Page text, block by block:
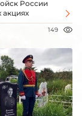
России
акциях
149